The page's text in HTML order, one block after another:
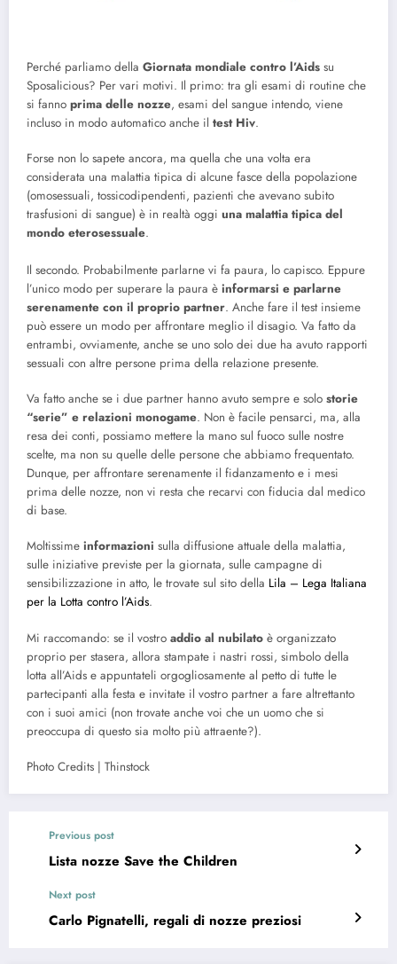
Perché parliamo della Giornata mondiale contro l’Aids su
Sposalicious? Per vari motivi. Il primo: tra gli esami di routine che
si fanno prima delle nozze, esami del sangue intendo, viene
incluso in modo automatico anche il test Hiv.
Forse non lo sapete ancora, ma quella che una volta era
considerata una malattia tipica di alcune fasce della popolazione
(omosessuali, tossicodipendenti, pazienti che avevano subito
trasfusioni di sangue) è in realtà oggi una malattia tipica del
mondo eterosessuale.
Il secondo. Probabilmente parlarne vi fa paura, lo capisco. Eppure
l’unico modo per superare la paura è informarsi e parlarne
serenamente con il proprio partner. Anche fare il test insieme
può essere un modo per affrontare meglio il disagio. Va fatto da
entrambi, ovviamente, anche se uno solo dei due ha avuto rapporti
sessuali con altre persone prima della relazione presente.
Va fatto anche se i due partner hanno avuto sempre e solo storie
“serie” e relazioni monogame. Non è facile pensarci, ma, alla
resa dei conti, possiamo mettere la mano sul fuoco sulle nostre
scelte, ma non su quelle delle persone che abbiamo frequentato.
Dunque, per affrontare serenamente il fidanzamento e i mesi
prima delle nozze, non vi resta che recarvi con fiducia dal medico
di base.
Moltissime informazioni sulla diffusione attuale della malattia,
sulle iniziative previste per la giornata, sulle campagne di
sensibilizzazione in atto, le trovate sul sito della Lila – Lega Italiana
per la Lotta contro l’Aids.
Mi raccomando: se il vostro addio al nubilato è organizzato
proprio per stasera, allora stampate i nastri rossi, simbolo della
lotta all’Aids e appuntateli orgogliosamente al petto di tutte le
partecipanti alla festa e invitate il vostro partner a fare altrettanto
con i suoi amici (non trovate anche voi che un uomo che si
preoccupa di questo sia molto più attraente?).
Photo Credits | Thinstock
Previous post
Lista nozze Save the Children
Next post
Carlo Pignatelli, regali di nozze preziosi